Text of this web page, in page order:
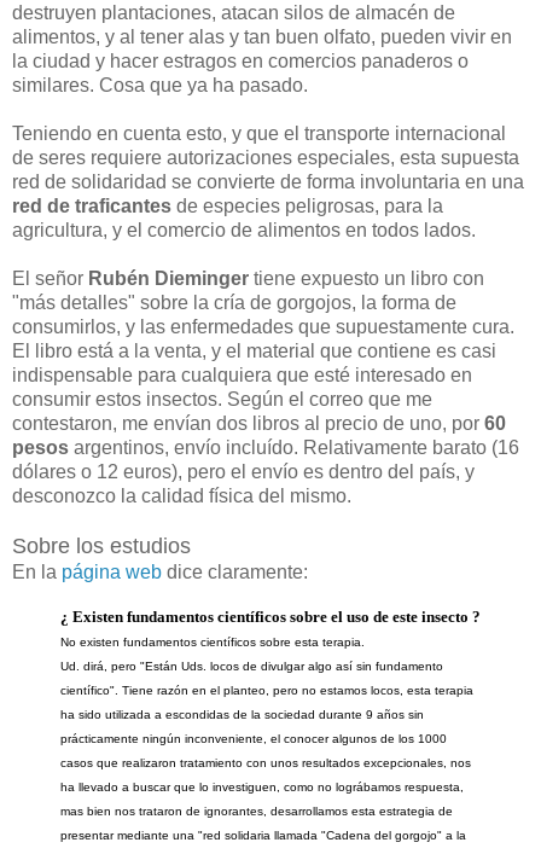
destruyen plantaciones, atacan silos de almacén de
alimentos, y al tener alas y tan buen olfato, pueden vivir en
la ciudad y hacer estragos en comercios panaderos o
similares. Cosa que ya ha pasado.
Teniendo en cuenta esto, y que el transporte internacional
de seres requiere autorizaciones especiales, esta supuesta
red de solidaridad se convierte de forma involuntaria en una
red de traficantes de especies peligrosas, para la
agricultura, y el comercio de alimentos en todos lados.
El señor Rubén Dieminger tiene expuesto un libro con
"más detalles" sobre la cría de gorgojos, la forma de
consumirlos, y las enfermedades que supuestamente cura.
El libro está a la venta, y el material que contiene es casi
indispensable para cualquiera que esté interesado en
consumir estos insectos. Según el correo que me
contestaron, me envían dos libros al precio de uno, por 60
pesos argentinos, envío incluído. Relativamente barato (16
dólares o 12 euros), pero el envío es dentro del país, y
desconozco la calidad física del mismo.
Sobre los estudios
En la página web dice claramente:
¿ Existen fundamentos científicos sobre el uso de este insecto ?
No existen fundamentos científicos sobre esta terapia.
Ud. dirá, pero "Están Uds. locos de divulgar algo así sin fundamento
científico". Tiene razón en el planteo, pero no estamos locos, esta terapia
ha sido utilizada a escondidas de la sociedad durante 9 años sin
prácticamente ningún inconveniente, el conocer algunos de los 1000
casos que realizaron tratamiento con unos resultados excepcionales, nos
ha llevado a buscar que lo investiguen, como no lográbamos respuesta,
mas bien nos trataron de ignorantes, desarrollamos esta estrategia de
presentar mediante una "red solidaria llamada "Cadena del gorgojo" a la